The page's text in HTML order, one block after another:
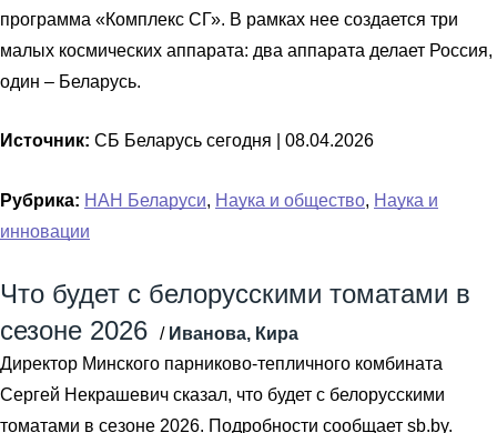
программа «Комплекс СГ». В рамках нее создается три
малых космических аппарата: два аппарата делает Россия,
один – Беларусь.
Источник: СБ Беларусь сегодня | 08.04.2026
Рубрика: НАН Беларуси, Наука и общество, Наука и
инновации
Что будет с белорусскими томатами в
сезоне 2026
/ Иванова, Кира
Директор Минского парниково-тепличного комбината
Сергей Некрашевич сказал, что будет с белорусскими
томатами в сезоне 2026. Подробности сообщает sb.by.